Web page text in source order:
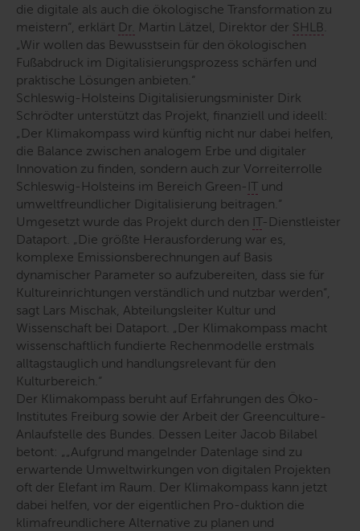
die digitale als auch die ökologische Transformation zu
meistern“, erklärt Dr. Martin Lätzel, Direktor der SHLB
„Wir wollen das Bewusstsein für den ökologischen
Fußabdruck im Digitalisierungsprozess schärfen und
praktische Lösungen anbieten.“
Schleswig-Holsteins Digitalisierungsminister Dirk
Schrödter unterstützt das Projekt, finanziell und ideell:
„Der Klimakompass wird künftig nicht nur dabei helfen,
die Balance zwischen analogem Erbe und digitaler
Innovation zu finden, sondern auch zur Vorreiterrolle
Schleswig-Holsteins im Bereich Green- IT und
umweltfreundlicher Digitalisierung beitragen.“
Umgesetzt wurde das Projekt durch den IT-Dienstleister
Dataport. „Die größte Herausforderung war es,
komplexe Emissionsberechnungen auf Basis
dynamischer Parameter so aufzubereiten, dass sie für
Kultureinrichtungen verständlich und nutzbar werden“,
sagt Lars Mischak, Abteilungsleiter Kultur und
Wissenschaft bei Dataport. „Der Klimakompass macht
wissenschaftlich fundierte Rechenmodelle erstmals
alltagstauglich und handlungsrelevant für den
Kulturbereich.“
Der Klimakompass beruht auf Erfahrungen des Öko-
Institutes Freiburg sowie der Arbeit der Greenculture-
Anlaufstelle des Bundes. Dessen Leiter Jacob Bilabel
betont: „„Aufgrund mangelnder Datenlage sind zu
erwartende Umweltwirkungen von digitalen Projekten
oft der Elefant im Raum. Der Klimakompass kann jetzt
dabei helfen, vor der eigentlichen Pro-duktion die
klimafreundlichere Alternative zu planen und